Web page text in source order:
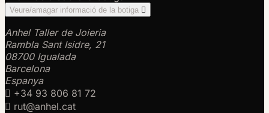
Veure/amagar informació de la botiga 
Anhel Taller de Joieria
Rambla Sant Isidre, 21
08700 Igualada
Barcelona
Espanya
 +34 93 806 81 72
 rut@anhel.cat